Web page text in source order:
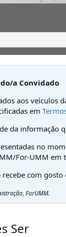
a Convidado
aos veículos
em
da informação
no
For-UMM em
recebe com
ForUMM.
Ser